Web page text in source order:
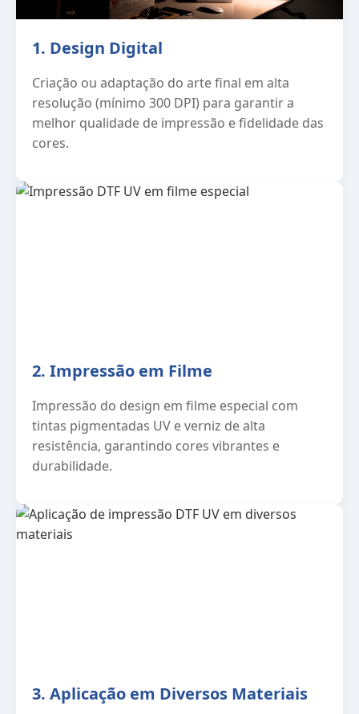
1. Design Digital
Criação ou adaptação do arte final em alta
resolução (mínimo 300 DPI) para garantir a
melhor qualidade de impressão e fidelidade das
cores.
2. Impressão em Filme
Impressão do design em filme especial com
tintas pigmentadas UV e verniz de alta
resistência, garantindo cores vibrantes e
durabilidade.
3. Aplicação em Diversos Materiais